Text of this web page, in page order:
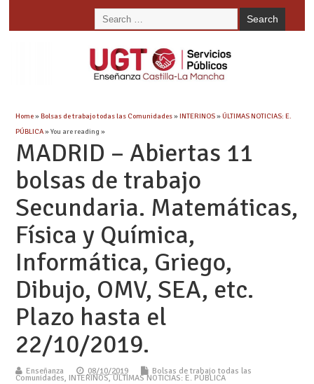
Home»Bolsas de trabajo todas las Comunidades»INTERINOS»ÚLTIMAS NOTICIAS: E.
PÚBLICA» You are reading »
MADRID – Abiertas 11
bolsas de trabajo
Secundaria. Matemáticas,
Física y Química,
Informática, Griego,
Dibujo, OMV, SEA, etc.
Plazo hasta el
22/10/2019.
Enseñanza 08/10/2019 Bolsas de trabajo todas las
Comunidades, INTERINOS,ÚLTIMAS NOTICIAS: E. PÚBLICA